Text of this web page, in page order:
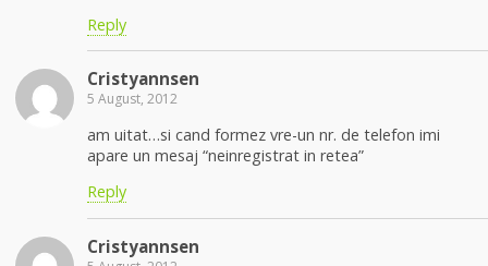
Reply
Cristyannsen
5 August, 2012
am uitat…si cand formez vre-un nr. de telefon imi
apare un mesaj “neinregistrat in retea”
Reply
Cristyannsen